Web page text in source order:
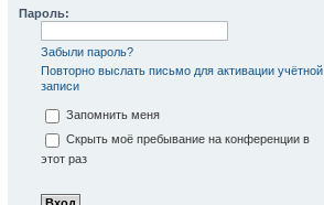
Пароль:
Забыли пароль?
Повторно выслать письмо для активации учётной
записи
Запомнить меня
Скрыть моё пребывание на конференции в
этот раз